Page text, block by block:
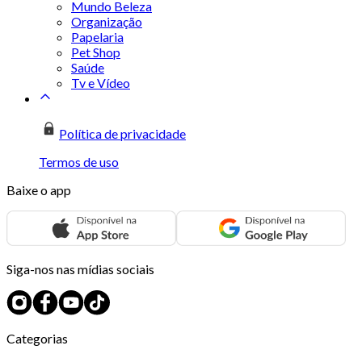
Mundo Beleza
Organização
Papelaria
Pet Shop
Saúde
Tv e Vídeo
Política de privacidade
Termos de uso
Baixe o app
Siga-nos nas mídias sociais
Categorias